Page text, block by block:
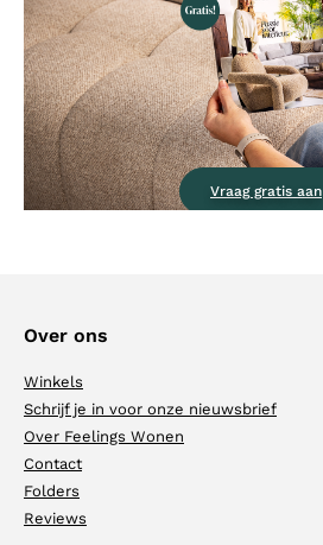
Vraag gratis aan
Over ons
Winkels
Schrijf je in voor onze nieuwsbrief
Over Feelings Wonen
Contact
Folders
Reviews